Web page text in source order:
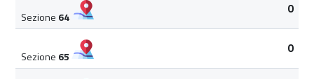
Sezione 64
0
Sezione 65
0